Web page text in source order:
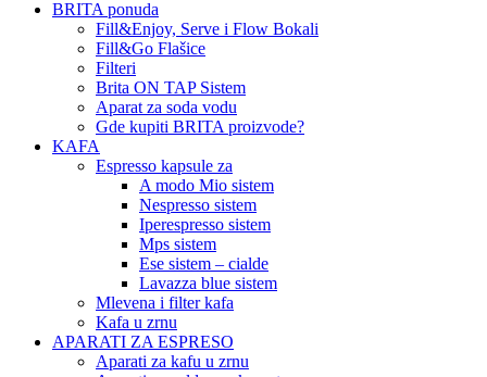
BRITA ponuda
Fill&Enjoy, Serve i Flow Bokali
Fill&Go Flašice
Filteri
Brita ON TAP Sistem
Aparat za soda vodu
Gde kupiti BRITA proizvode?
KAFA
Espresso kapsule za
A modo Mio sistem
Nespresso sistem
Iperespresso sistem
Mps sistem
Ese sistem – cialde
Lavazza blue sistem
Mlevena i filter kafa
Kafa u zrnu
APARATI ZA ESPRESO
Aparati za kafu u zrnu